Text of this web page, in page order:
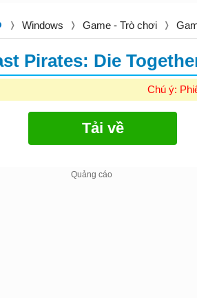
Windows Game - Trò chơi
Pirates: Die
Chú ý:
Tải về